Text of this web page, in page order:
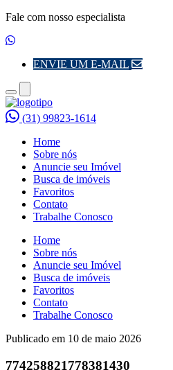
Fale com nosso especialista
ENVIE UM E-MAIL
Toggle
navigation
navigation
(31) 99823-1614
Home
Sobre nós
Anuncie seu Imóvel
Busca de imóveis
Favoritos
Contato
Trabalhe Conosco
Home
Sobre nós
Anuncie seu Imóvel
Busca de imóveis
Favoritos
Contato
Trabalhe Conosco
Publicado em 10 de maio 2026
774258821778381430